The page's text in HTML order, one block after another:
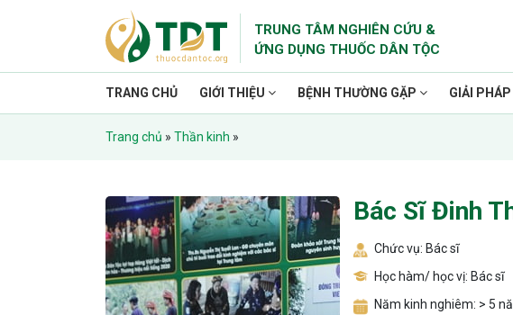
TRUNG TÂM NGHIÊN CỨU &
ỨNG DỤNG THUỐC DÂN TỘC
TRANG CHỦ GIỚI THIỆU BỆNH THƯỜNG GẶP GIẢI PHÁP
Trang chủ » Thần kinh »
Bác Sĩ Đinh
Chức vụ: Bác sĩ
Học hàm/ học vị: Bác sĩ
Năm kinh nghiêm: > 5